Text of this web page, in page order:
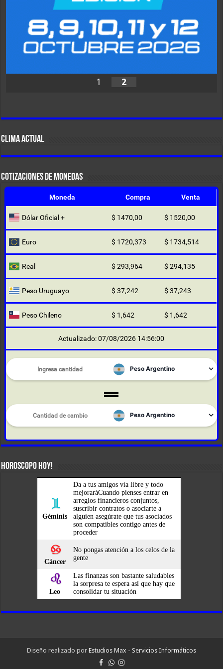
1 2
CLIMA ACTUAL
COTIZACIONES DE MONEDAS
Moneda Compra Venta
Dólar Oficial + $ 1470,00 $ 1520,00
Euro $ 1720,373 $ 1734,514
Real $ 293,964 $ 294,135
Peso Uruguayo $ 37,242 $ 37,243
Peso Chileno $ 1,642 $ 1,642
Actualizado: 07/08/2026 14:56:00
HOROSCOPO HOY!
Diseño realizado por Estudios Max - Servicios Informáticos